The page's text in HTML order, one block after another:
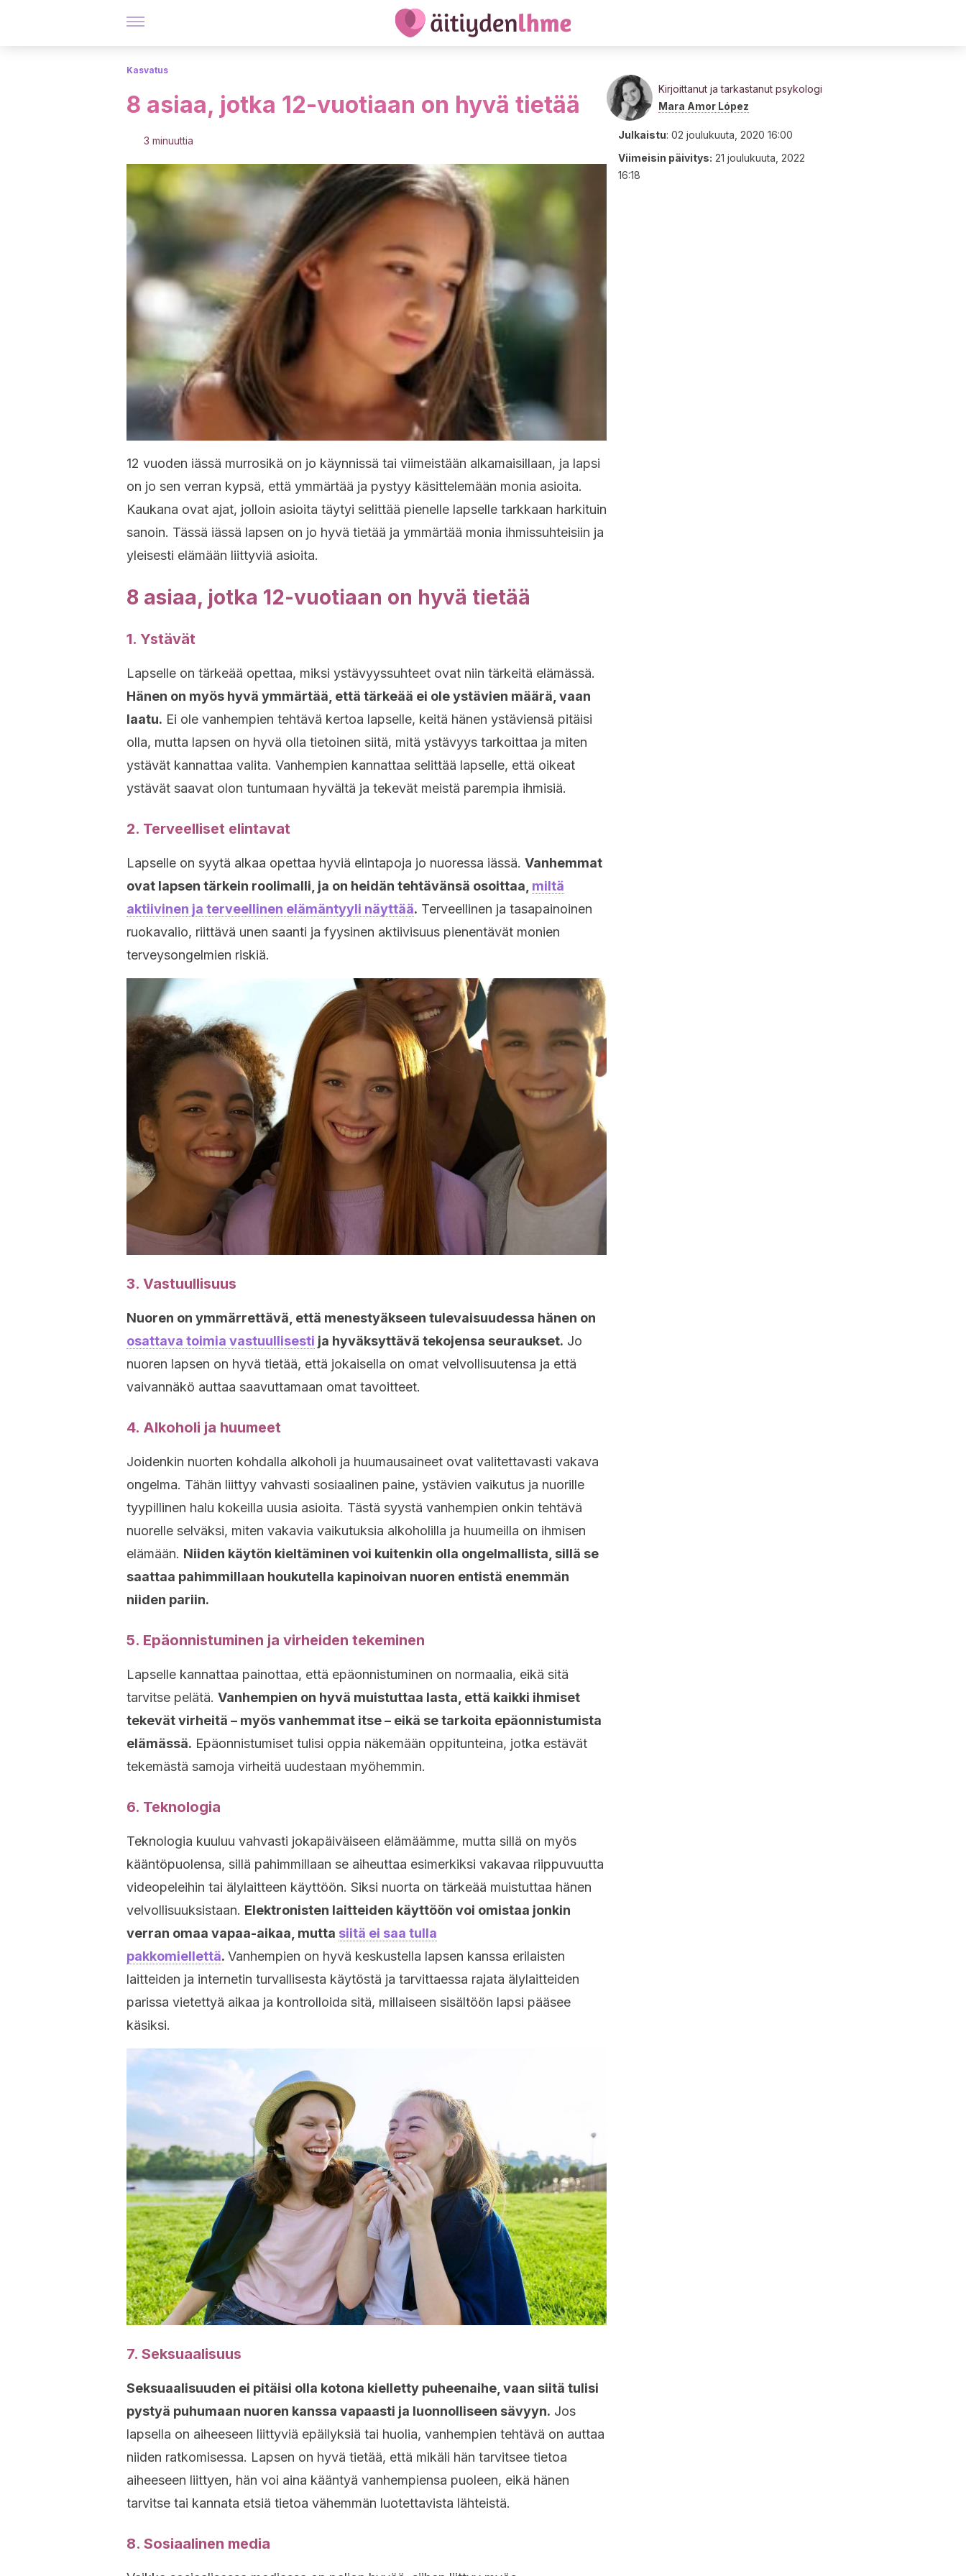
Kasvatus
8 asiaa, jotka 12-vuotiaan on hyvä tietää
3 minuuttia
12 vuoden iässä murrosikä on jo käynnissä tai viimeistään alkamaisillaan, ja lapsi
on jo sen verran kypsä, että ymmärtää ja pystyy käsittelemään monia asioita.
Kaukana ovat ajat, jolloin asioita täytyi selittää pienelle lapselle tarkkaan harkituin
sanoin. Tässä iässä lapsen on jo hyvä tietää ja ymmärtää monia ihmissuhteisiin ja
yleisesti elämään liittyviä asioita.
8 asiaa, jotka 12-vuotiaan on hyvä tietää
1. Ystävät
Lapselle on tärkeää opettaa, miksi ystävyyssuhteet ovat niin tärkeitä elämässä.
Hänen on myös hyvä ymmärtää, että tärkeää ei ole ystävien määrä, vaan
laatu. Ei ole vanhempien tehtävä kertoa lapselle, keitä hänen ystäviensä pitäisi
olla, mutta lapsen on hyvä olla tietoinen siitä, mitä ystävyys tarkoittaa ja miten
ystävät kannattaa valita. Vanhempien kannattaa selittää lapselle, että oikeat
ystävät saavat olon tuntumaan hyvältä ja tekevät meistä parempia ihmisiä.
2. Terveelliset elintavat
Lapselle on syytä alkaa opettaa hyviä elintapoja jo nuoressa iässä. Vanhemmat
ovat lapsen tärkein roolimalli, ja on heidän tehtävänsä osoittaa, miltä
aktiivinen ja terveellinen elämäntyyli näyttää. Terveellinen ja tasapainoinen
ruokavalio, riittävä unen saanti ja fyysinen aktiivisuus pienentävät monien
terveysongelmien riskiä.
3. Vastuullisuus
Nuoren on ymmärrettävä, että menestyäkseen tulevaisuudessa hänen on
osattava toimia vastuullisesti ja hyväksyttävä tekojensa seuraukset. Jo
nuoren lapsen on hyvä tietää, että jokaisella on omat velvollisuutensa ja että
vaivannäkö auttaa saavuttamaan omat tavoitteet.
4. Alkoholi ja huumeet
Joidenkin nuorten kohdalla alkoholi ja huumausaineet ovat valitettavasti vakava
ongelma. Tähän liittyy vahvasti sosiaalinen paine, ystävien vaikutus ja nuorille
tyypillinen halu kokeilla uusia asioita. Tästä syystä vanhempien onkin tehtävä
nuorelle selväksi, miten vakavia vaikutuksia alkoholilla ja huumeilla on ihmisen
elämään. Niiden käytön kieltäminen voi kuitenkin olla ongelmallista, sillä se
saattaa pahimmillaan houkutella kapinoivan nuoren entistä enemmän
niiden pariin.
5. Epäonnistuminen ja virheiden tekeminen
Lapselle kannattaa painottaa, että epäonnistuminen on normaalia, eikä sitä
tarvitse pelätä. Vanhempien on hyvä muistuttaa lasta, että kaikki ihmiset
tekevät virheitä – myös vanhemmat itse – eikä se tarkoita epäonnistumista
elämässä. Epäonnistumiset tulisi oppia näkemään oppitunteina, jotka estävät
tekemästä samoja virheitä uudestaan myöhemmin.
6. Teknologia
Teknologia kuuluu vahvasti jokapäiväiseen elämäämme, mutta sillä on myös
kääntöpuolensa, sillä pahimmillaan se aiheuttaa esimerkiksi vakavaa riippuvuutta
videopeleihin tai älylaitteen käyttöön. Siksi nuorta on tärkeää muistuttaa hänen
velvollisuuksistaan. Elektronisten laitteiden käyttöön voi omistaa jonkin
verran omaa vapaa-aikaa, mutta siitä ei saa tulla
pakkomiellettä. Vanhempien on hyvä keskustella lapsen kanssa erilaisten
laitteiden ja internetin turvallisesta käytöstä ja tarvittaessa rajata älylaitteiden
parissa vietettyä aikaa ja kontrolloida sitä, millaiseen sisältöön lapsi pääsee
käsiksi.
7. Seksuaalisuus
Seksuaalisuuden ei pitäisi olla kotona kielletty puheenaihe, vaan siitä tulisi
pystyä puhumaan nuoren kanssa vapaasti ja luonnolliseen sävyyn. Jos
lapsella on aiheeseen liittyviä epäilyksiä tai huolia, vanhempien tehtävä on auttaa
niiden ratkomisessa. Lapsen on hyvä tietää, että mikäli hän tarvitsee tietoa
aiheeseen liittyen, hän voi aina kääntyä vanhempiensa puoleen, eikä hänen
tarvitse tai kannata etsiä tietoa vähemmän luotettavista lähteistä.
8. Sosiaalinen media
Kirjoittanut ja tarkastanut psykologi
Mara Amor López
Julkaistu: 02 joulukuuta, 2020 16:00
Viimeisin päivitys: 21 joulukuuta, 2022
16:18